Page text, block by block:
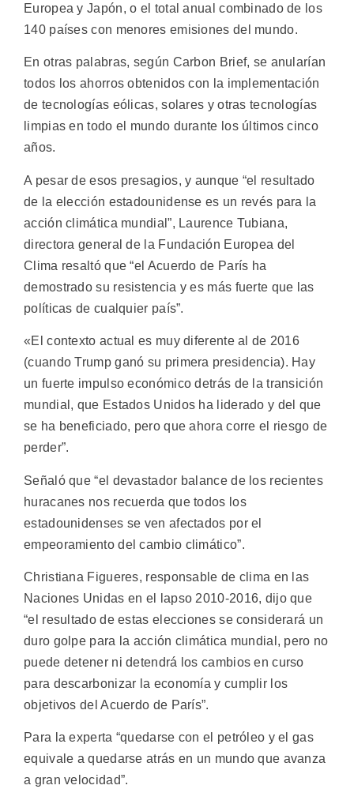
Europea y Japón, o el total anual combinado de los
140 países con menores emisiones del mundo.
En otras palabras, según Carbon Brief, se anularían
todos los ahorros obtenidos con la implementación
de tecnologías eólicas, solares y otras tecnologías
limpias en todo el mundo durante los últimos cinco
años.
A pesar de esos presagios, y aunque “el resultado
de la elección estadounidense es un revés para la
acción climática mundial”, Laurence Tubiana,
directora general de la Fundación Europea del
Clima resaltó que “el Acuerdo de París ha
demostrado su resistencia y es más fuerte que las
políticas de cualquier país”.
«El contexto actual es muy diferente al de 2016
(cuando Trump ganó su primera presidencia). Hay
un fuerte impulso económico detrás de la transición
mundial, que Estados Unidos ha liderado y del que
se ha beneficiado, pero que ahora corre el riesgo de
perder”.
Señaló que “el devastador balance de los recientes
huracanes nos recuerda que todos los
estadounidenses se ven afectados por el
empeoramiento del cambio climático”.
Christiana Figueres, responsable de clima en las
Naciones Unidas en el lapso 2010-2016, dijo que
“el resultado de estas elecciones se considerará un
duro golpe para la acción climática mundial, pero no
puede detener ni detendrá los cambios en curso
para descarbonizar la economía y cumplir los
objetivos del Acuerdo de París”.
Para la experta “quedarse con el petróleo y el gas
equivale a quedarse atrás en un mundo que avanza
a gran velocidad”.